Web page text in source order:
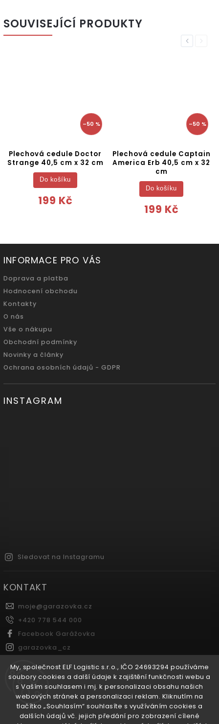
My, společnost ELF Logistic s.r.o., IČO 24693294 používáme
soubory cookies a další údaje k zajištění funkčnosti webu a
s Vaším souhlasem i mj. k personalizaci obsahu našich
webových stránek a personalizaci reklam. Kliknutím na
tlačítko „Souhlasím“ souhlasíte s využíváním cookies a
dalších údajů vč. jejich předání pro zobrazení cílené
SOUVISEJÍCÍ PRODUKTY
Previous
–50 %
Plechová cedule Doctor
Strange 40,5 cm x 32 cm
199 Kč
Do košíku
–50 %
Plechová cedule Captain
America Erb 40,5 cm x 32
cm
199 Kč
Do košíku
Next
INFORMACE PRO VÁS
Doprava a platba
Hodnocení obchodu
Kontakty
O nás
Vše o nákupu
Obchodní podmínky
Novinky a články
Ochrana osobních údajů - GDPR
INSTAGRAM
Sledovat na Instagramu
KONTAKT
moje@garazovka.cz
+420 778 544 000
Facebook Garážovka
garazovka_cz
FACEBOOK